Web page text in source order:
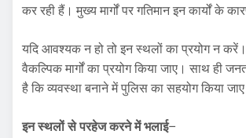
कर रही हैं। मुख्य मार्गों पर गतिमान इन कार्यों के
यदि आवश्यक न हो तो इन स्थलों का प्रयोग न
वैकल्पिक मार्गों का प्रयोग किया जाए। साथ ही
है कि व्यवस्था बनाने में पुलिस का सहयोग किया
इन स्थलों से परहेज करने में भलाई–